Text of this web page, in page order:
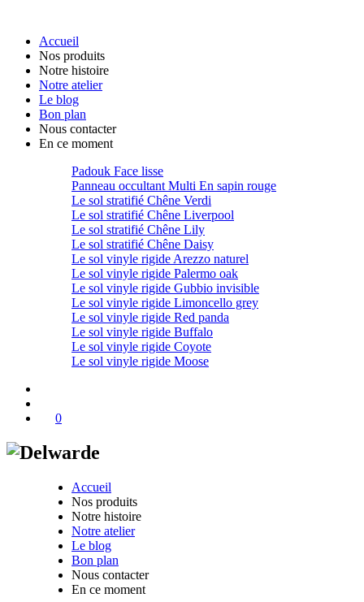
Accueil
Nos produits
Notre histoire
Notre atelier
Le blog
Bon plan
Nous contacter
En ce moment
Padouk Face lisse
Panneau occultant Multi En sapin rouge
Le sol stratifié Chêne Verdi
Le sol stratifié Chêne Liverpool
Le sol stratifié Chêne Lily
Le sol stratifié Chêne Daisy
Le sol vinyle rigide Arezzo naturel
Le sol vinyle rigide Palermo oak
Le sol vinyle rigide Gubbio invisible
Le sol vinyle rigide Limoncello grey
Le sol vinyle rigide Red panda
Le sol vinyle rigide Buffalo
Le sol vinyle rigide Coyote
Le sol vinyle rigide Moose
0
Accueil
Nos produits
Notre histoire
Notre atelier
Le blog
Bon plan
Nous contacter
En ce moment